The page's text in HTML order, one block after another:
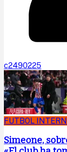
c2490225
FUTBOL
Simeone,